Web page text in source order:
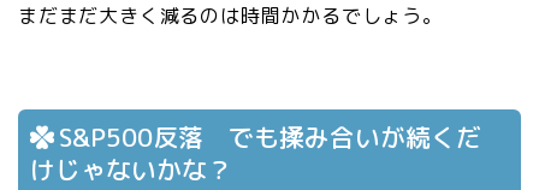
まだまだ大きく減るのは時間かかるでしょう。
S&P500反落 でも揉み合いが続くだ
けじゃないかな？